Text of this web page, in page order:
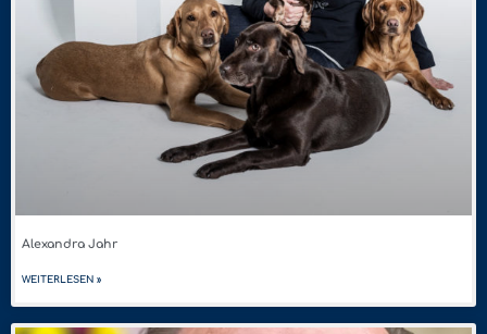
Alexandra Jahr
WEITERLESEN »